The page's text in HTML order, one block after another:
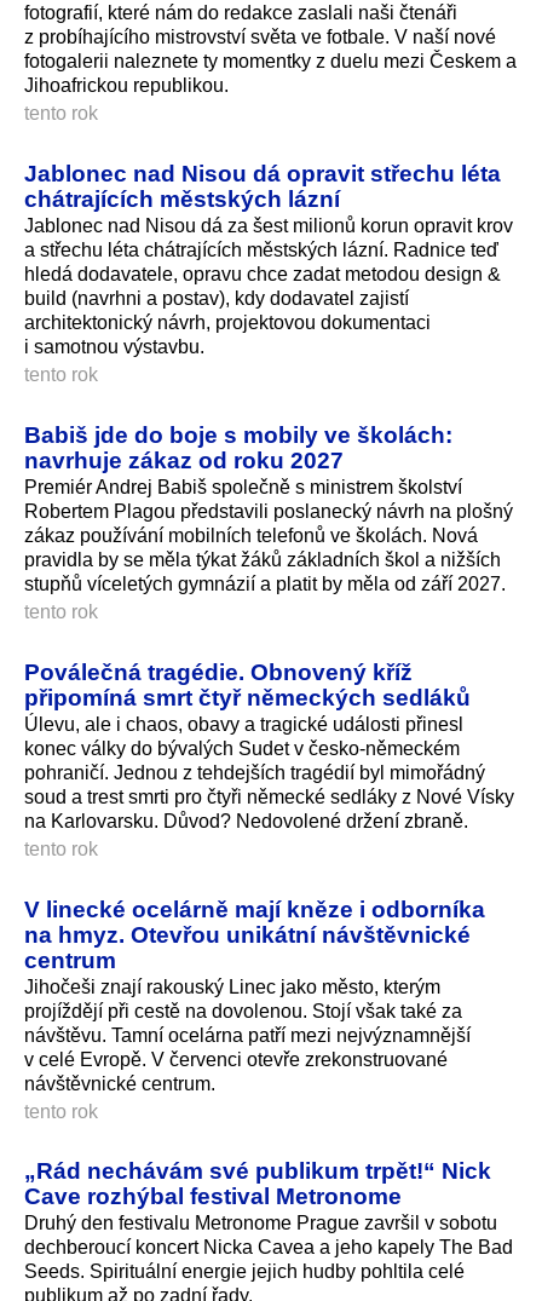
fotografií, které nám do redakce zaslali naši čtenáři
z probíhajícího mistrovství světa ve fotbale. V naší nové
fotogalerii naleznete ty momentky z duelu mezi Českem a
Jihoafrickou republikou.
tento rok
Jablonec nad Nisou dá opravit střechu léta
chátrajících městských lázní
Jablonec nad Nisou dá za šest milionů korun opravit krov
a střechu léta chátrajících městských lázní. Radnice teď
hledá dodavatele, opravu chce zadat metodou design &
build (navrhni a postav), kdy dodavatel zajistí
architektonický návrh, projektovou dokumentaci
i samotnou výstavbu.
tento rok
Babiš jde do boje s mobily ve školách:
navrhuje zákaz od roku 2027
Premiér Andrej Babiš společně s ministrem školství
Robertem Plagou představili poslanecký návrh na plošný
zákaz používání mobilních telefonů ve školách. Nová
pravidla by se měla týkat žáků základních škol a nižších
stupňů víceletých gymnázií a platit by měla od září 2027.
tento rok
Poválečná tragédie. Obnovený kříž
připomíná smrt čtyř německých sedláků
Úlevu, ale i chaos, obavy a tragické události přinesl
konec války do bývalých Sudet v česko-německém
pohraničí. Jednou z tehdejších tragédií byl mimořádný
soud a trest smrti pro čtyři německé sedláky z Nové Vísky
na Karlovarsku. Důvod? Nedovolené držení zbraně.
tento rok
V linecké ocelárně mají kněze i odborníka
na hmyz. Otevřou unikátní návštěvnické
centrum
Jihočeši znají rakouský Linec jako město, kterým
projíždějí při cestě na dovolenou. Stojí však také za
návštěvu. Tamní ocelárna patří mezi nejvýznamnější
v celé Evropě. V červenci otevře zrekonstruované
návštěvnické centrum.
tento rok
„Rád nechávám své publikum trpět!“ Nick
Cave rozhýbal festival Metronome
Druhý den festivalu Metronome Prague završil v sobotu
dechberoucí koncert Nicka Cavea a jeho kapely The Bad
Seeds. Spirituální energie jejich hudby pohltila celé
publikum až po zadní řady.